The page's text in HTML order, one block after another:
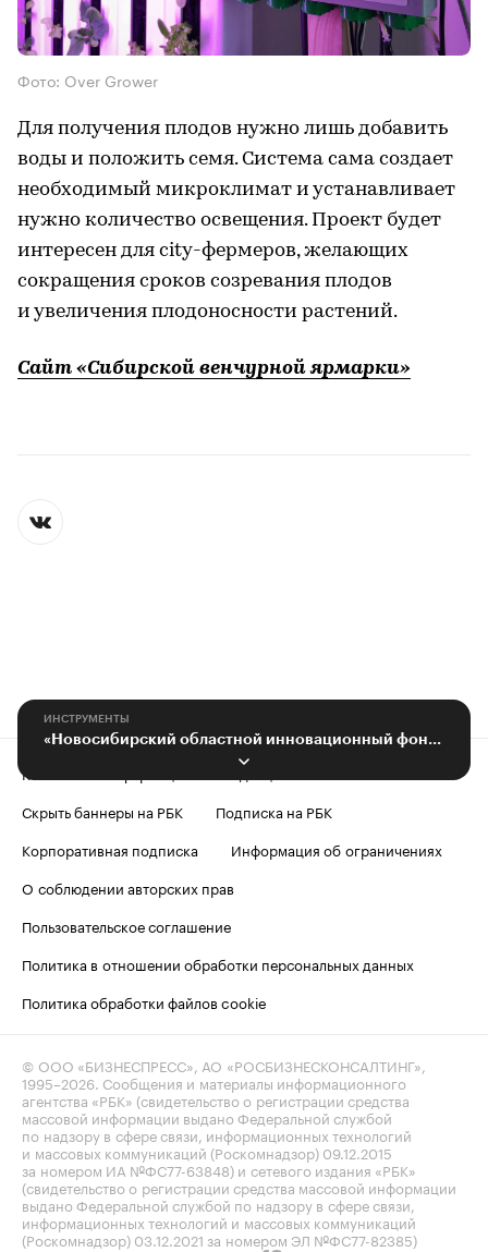
Фото: Over Grower
Для получения плодов нужно лишь добавить
воды и положить семя. Система сама создает
необходимый микроклимат и устанавливает
нужно количество освещения. Проект будет
интересен для city-фермеров, желающих
сокращения сроков созревания плодов
и увеличения плодоносности растений.
Сайт «Сибирской венчурной ярмарки»
ИНСТРУМЕНТЫ
«Новосибирский областной инновационный фонд»: изменения к лучшему
Контактная информация
Редакция
Скрыть баннеры на РБК
Подписка на РБК
Корпоративная подписка
Информация об ограничениях
О соблюдении авторских прав
Пользовательское соглашение
Политика в отношении обработки персональных данных
Политика обработки файлов cookie
© ООО «БИЗНЕСПРЕСС», АО «РОСБИЗНЕСКОНСАЛТИНГ»,
1995–2026 . Сообщения и материалы информационного
агентства «РБК» (свидетельство о регистрации средства
массовой информации выдано Федеральной службой
по надзору в сфере связи, информационных технологий
и массовых коммуникаций (Роскомнадзор) 09.12.2015
за номером ИА №ФС77-63848) и сетевого издания «РБК»
(свидетельство о регистрации средства массовой информации
выдано Федеральной службой по надзору в сфере связи,
информационных технологий и массовых коммуникаций
(Роскомнадзор) 03.12.2021 за номером ЭЛ №ФС77-82385)